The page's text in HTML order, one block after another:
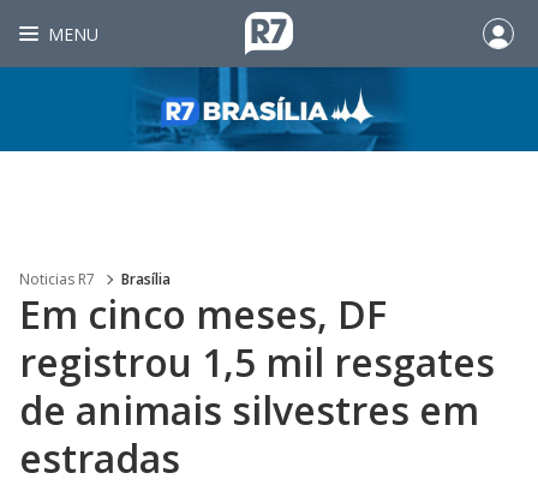
MENU
Noticias R7 Brasília
Em cinco meses, DF
registrou 1,5 mil resgates
de animais silvestres em
estradas